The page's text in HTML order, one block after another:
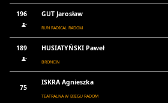
196 GUT Jarosław
RUN RADICAL RADOM
189 HUSIATYŃSKI Paweł
BRONCIN
75
ISKRA Agnieszka
TEATRALNA W BIEGU RADOM